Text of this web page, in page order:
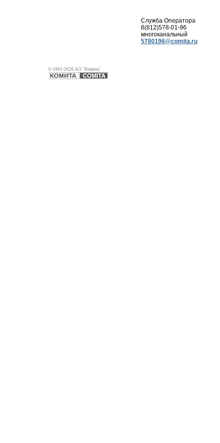
Служба Оператора
8(812)578-01-96
многоканальный
5780196@comita.ru
© 1991-2026 АО "Комита"